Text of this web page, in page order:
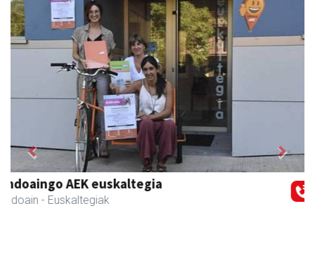
Txindoki taberna
Andoain -
Previous Next